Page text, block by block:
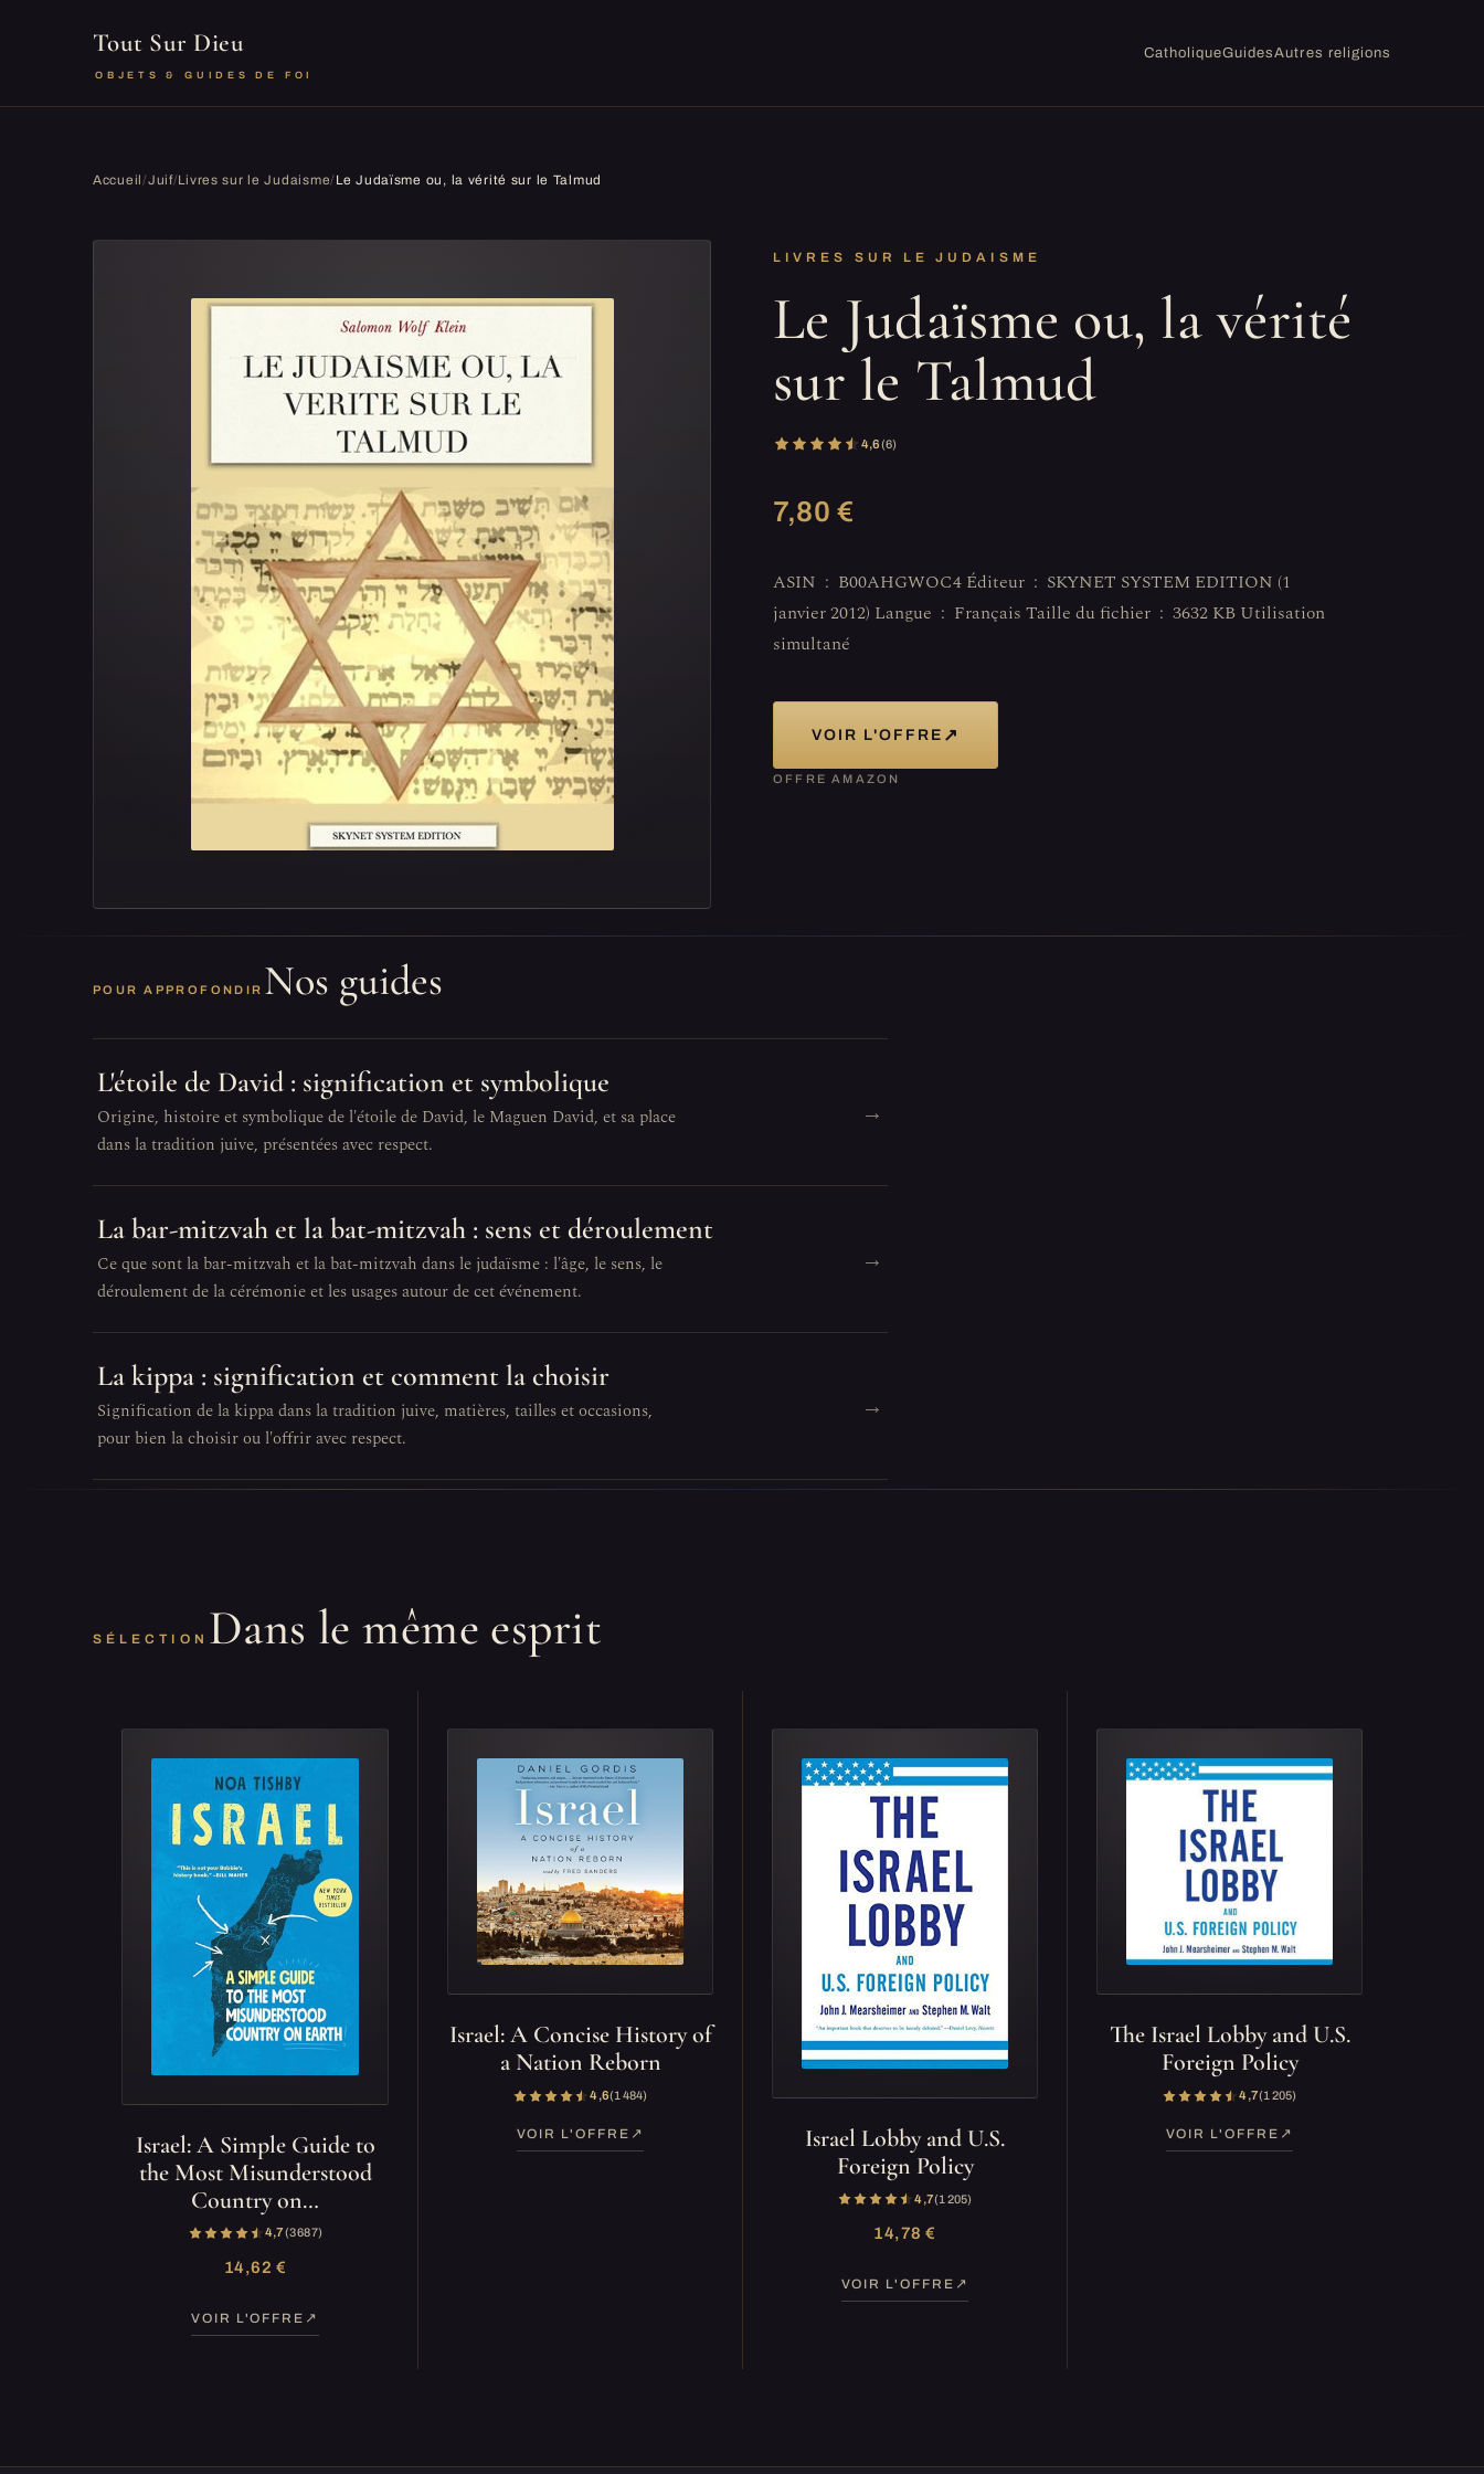
Tout Sur Dieu
OBJETS & GUIDES DE FOI
CatholiqueGuidesAutres religions
Accueil/Juif/Livres sur le Judaisme/ Le Judaïsme ou, la vérité sur le Talmud
LIVRES SUR LE JUDAISME
Le Judaïsme ou, la vérité
sur le Talmud
4,6(6)
7,80 €
ASIN ‏ : ‎ B00AHGWOC4 Éditeur ‏ : ‎ SKYNET SYSTEM EDITION (1
janvier 2012) Langue ‏ : ‎ Français Taille du fichier ‏ : ‎ 3632 KB Utilisation
simultané
VOIR L'OFFRE ↗
OFFRE AMAZON
POUR APPROFONDIR Nos guides
L'étoile de David : signification et symbolique
Origine, histoire et symbolique de l'étoile de David, le Maguen David, et sa place
dans la tradition juive, présentées avec respect.
→
La bar-mitzvah et la bat-mitzvah : sens et déroulement
Ce que sont la bar-mitzvah et la bat-mitzvah dans le judaïsme : l'âge, le sens, le
déroulement de la cérémonie et les usages autour de cet événement.
→
La kippa : signification et comment la choisir
Signification de la kippa dans la tradition juive, matières, tailles et occasions,
pour bien la choisir ou l'offrir avec respect.
→
SÉLECTION Dans le même esprit
Israel: A Simple Guide to
the Most Misunderstood
Country on…
4,7(3 687)
14,62 €
VOIR L'OFFRE
Israel: A Concise History of
a Nation Reborn
4,6(1 484)
VOIR L'OFFRE
Israel Lobby and U.S.
Foreign Policy
4,7(1 205)
14,78 €
VOIR L'OFFRE
The Israel Lobby and U.S.
Foreign Policy
4,7(1 205)
VOIR L'OFFRE